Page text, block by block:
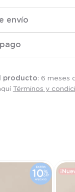
envío
producto: 6 meses
Términos y